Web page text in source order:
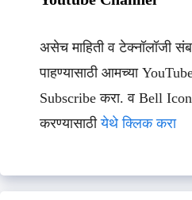
असेच माहिती व टेक्नॉलॉजी
पाहण्यासाठी आमच्या
Subscribe करा. व Bell
करण्यासाठीयेथे क्लिक करा